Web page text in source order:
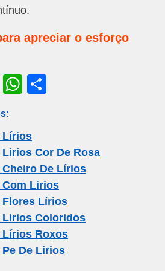
apreciar o esforço
T
W
s
A
p
p
Lírios
Cor De Rosa
De Lírios
Lirios
Flores Lírios
Lirios Coloridos
Roxos
De Lirios